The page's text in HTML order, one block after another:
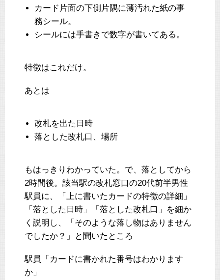
カード片面の下側片隅に薄汚れた紙の事
務シール。
シールには手書きで数字が書いてある。
特徴はこれだけ。
あとは
改札を出た日時
落とした改札口、場所
もはっきりわかっていた。で、落としてから
2時間後。該当駅の改札窓口の20代前半男性
駅員に、「上に書いたカードの特徴の詳細」
「落とした日時」「落とした改札口」を細か
く説明し、「そのような落し物はありません
でしたか？」と聞いたところ
駅員「カードに書かれた番号はわかります
か」